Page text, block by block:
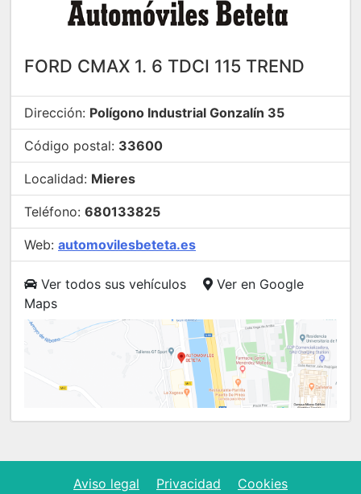
FORD CMAX 1. 6 TDCI 115 TREND
Dirección: Polígono Industrial Gonzalín 35
Código postal: 33600
Localidad: Mieres
Teléfono: 680133825
Web: automovilesbeteta.es
Ver todos sus vehículos
Ver en Google
Maps
Aviso legal Privacidad Cookies